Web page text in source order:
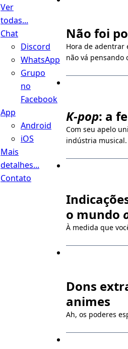
Ver
todas...
Chat
Discord
WhatsApp
Grupo
no
Facebook
App
Android
iOS
Mais
detalhes...
Contato
Não foi
Hora de adentrar
não vá pensando
K-pop: a
Com seu apelo
indústria musical.
o mundo
À medida que
Dons
animes
Ah, os poderes